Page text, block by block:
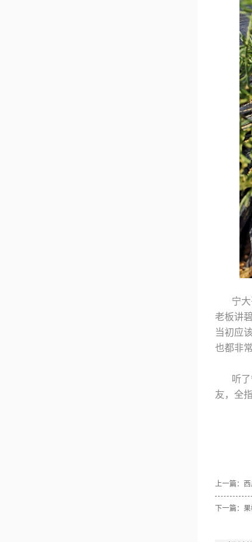
宁
老板讲
当初应
也都非
听
友，全
上一篇：
下一篇：